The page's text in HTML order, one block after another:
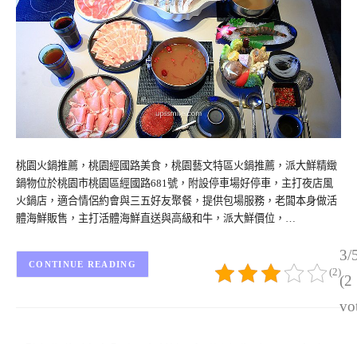
桃園火鍋推薦，桃園經國路美食，桃園藝文特區火鍋推薦，派大鮮精緻
鍋物位於桃園市桃園區經國路681號，附設停車場好停車，主打夜店風
火鍋店，適合情侶約會與三五好友聚餐，提供包場服務，老闆本身做活
體海鮮販售，主打活體海鮮直送與高級和牛，派大鮮價位，…
3/
(2
(2)
CONTINUE READING